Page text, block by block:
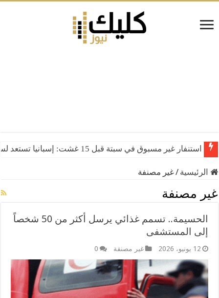
استنفار غير مسبوق في سبتة قبل 15 غشت: إسبانيا تستعد لسيناريو هجرة جماعية جديد
إسبانيا توضح بشأن التسوية الجماعية لوافدي العبور إلى
الرئيسية /غير مصنفة
غير مصنفة
الحسيمة.. تسمم غذائي يرسل أكثر من 50 شخصاً
إلى المستشفى
12 يونيو، 2026 غير مصنفة 0